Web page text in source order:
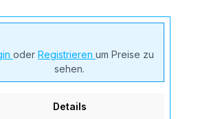
oder Registrieren um Preise zu
sehen.
Details